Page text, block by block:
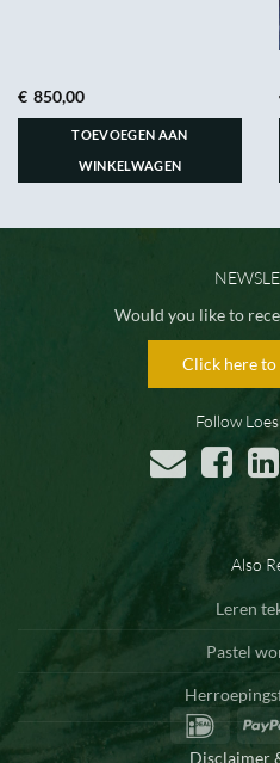
€ 850,00
TOEVOEGEN AAN
WINKELWAGEN
Would you like to
Click here
Follow
Also
Leren
Pastel
IDeal
Disclaimer